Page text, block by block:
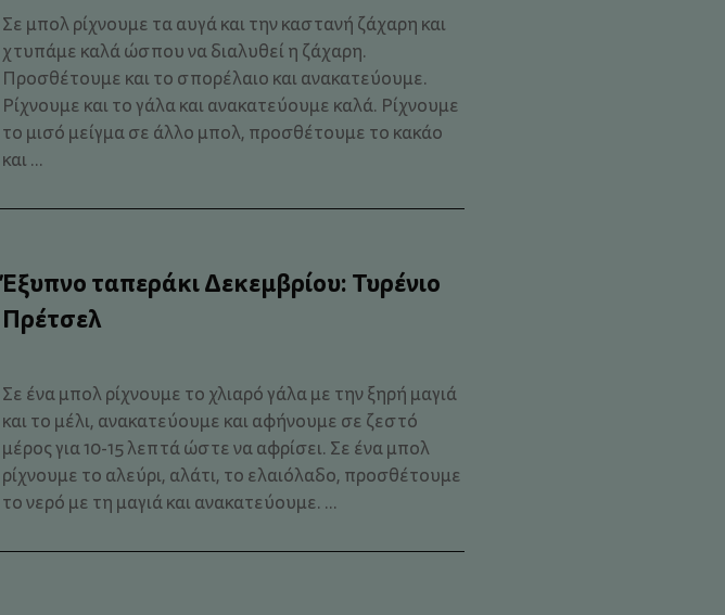
Σε μπολ ρίχνουμε τα αυγά και την καστανή ζάχαρη και
χτυπάμε καλά ώσπου να διαλυθεί η ζάχαρη.
Προσθέτουμε και το σπορέλαιο και ανακατεύουμε.
Ρίχνουμε και το γάλα και ανακατεύουμε καλά. Ρίχνουμε
το μισό μείγμα σε άλλο μπολ, προσθέτουμε το κακάο
και ...
Έξυπνο ταπεράκι Δεκεμβρίου: Τυρένιο
Πρέτσελ
Σε ένα μπολ ρίχνουμε το χλιαρό γάλα με την ξηρή μαγιά
και το μέλι, ανακατεύουμε και αφήνουμε σε ζεστό
μέρος για 10-15 λεπτά ώστε να αφρίσει. Σε ένα μπολ
ρίχνουμε το αλεύρι, αλάτι, το ελαιόλαδο, προσθέτουμε
το νερό με τη μαγιά και ανακατεύουμε. ...